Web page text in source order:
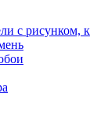
с рисунком,